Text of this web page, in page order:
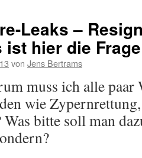
Leaks –
ist hier die Frage
von Jens Bertrams
muss ich alle paar
wie
bitte soll man